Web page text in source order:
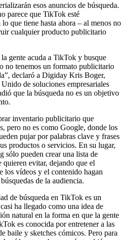
esos anuncios de búsqueda.
parece que TikTok esté
que tiene hasta ahora – al menos no
cualquier producto publicitario
gente acuda a TikTok y busque
no tenemos un formato publicitario
declaró a Digiday Kris Boger,
de soluciones empresariales
que la búsqueda no es un objetivo
inventario publicitario que
pero no es como Google, donde los
pujar por palabras clave y frases
productos o servicios. En su lugar,
sólo pueden crear una lista de
quieren evitar, dejando que el
los vídeos y el contenido hagan
de la audiencia.
de búsqueda en TikTok es un
ha llegado como una idea de
natural en la forma en que la gente
es conocida por entretener a las
baile y sketches cómicos. Pero para